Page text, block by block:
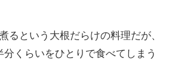
るという大根だらけの料理だが、
分くらいをひとりで食べてしまう